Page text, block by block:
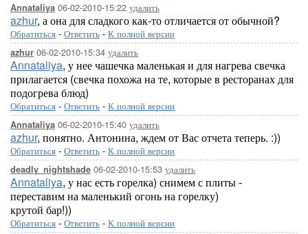
Annataliya 06-02-2010-15:22 удалить
azhur, а она для сладкого как-то отличается от обычной?
Обратиться - Ответить - К полной версии
azhur 06-02-2010-15:34 удалить
Annataliya, у нее чашечка маленькая и для нагрева свечка
прилагается (свечка похожа на те, которые в ресторанах для
подогрева блюд)
Обратиться - Ответить - К полной версии
Annataliya 06-02-2010-15:40 удалить
azhur, понятно. Антонина, ждем от Вас отчета теперь. :))
Обратиться - Ответить - К полной версии
deadly_nightshade 06-02-2010-15:53 удалить
Annataliya, у нас есть горелка) снимем с плиты -
переставим на маленький огонь на горелку)
крутой бар!))
Обратиться - Ответить - К полной версии